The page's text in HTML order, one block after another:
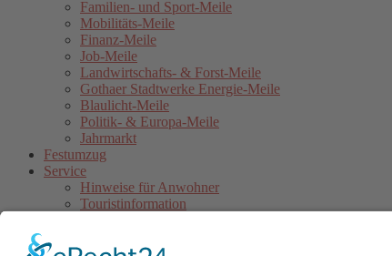
Familien- und Sport-Meile
Mobilitäts-Meile
Finanz-Meile
Job-Meile
Landwirtschafts- & Forst-Meile
Gothaer Stadtwerke Energie-Meile
Blaulicht-Meile
Politik- & Europa-Meile
Jahrmarkt
Festumzug
Service
Hinweise für Anwohner
Touristinformation